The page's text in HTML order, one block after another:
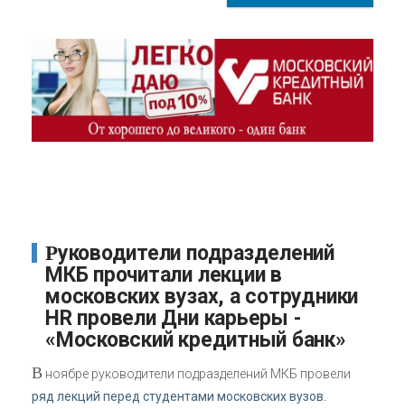
Руководители подразделений
МКБ прочитали лекции в
московских вузах, а сотрудники
HR провели Дни карьеры -
«Московский кредитный банк»
В ноябре руководители подразделений МКБ провели
ряд лекций перед студентами московских вузов.